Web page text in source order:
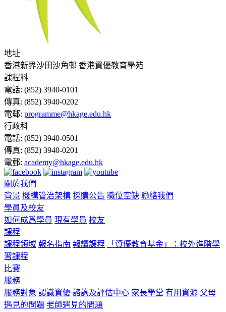
地址
香港新界沙田沙角邨 香港資優教育學苑
課程科
電話: (852) 3940-0101
傳真: (852) 3940-0202
電郵: programme@hkage.edu.hk
行政科
電話: (852) 3940-0501
傳真: (852) 3940-0201
電郵: academy@hkage.edu.hk
關於我們
背景 機構管治架構 採購公告 職位空缺 聯絡我們
學員及校友
如何成爲學員 現有學員 校友
課程
課程領域 報名指南 報讀課程
「資優教育基金」：校外進階學
習課程
比賽
服務
服務對象 認識資優 諮詢及評估中心 家長學堂 有用資源 父母
遇見的問題 老師遇見的問題